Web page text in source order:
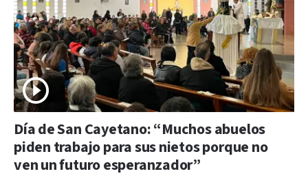
Día de San Cayetano: “Muchos abuelos
piden trabajo para sus nietos porque no
ven un futuro esperanzador”